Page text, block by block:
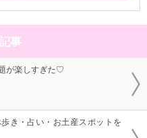
事
が楽しすぎた♡
き・占い・お土産スポットを